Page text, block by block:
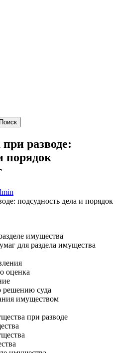
разводе:
порядок
имущества
для раздела имущества
оценка
решению суда
имуществом
при разводе